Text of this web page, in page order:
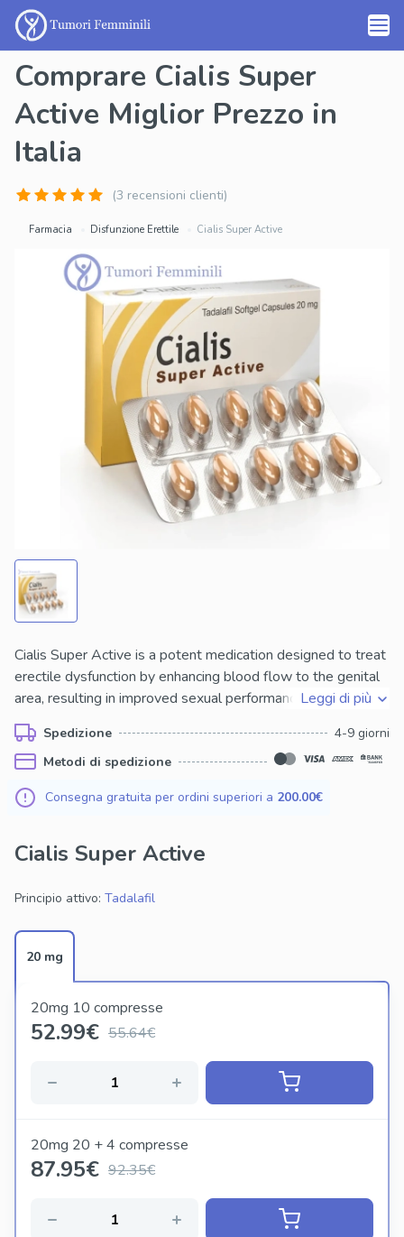
Comprare Cialis Super
Active Miglior Prezzo in
Italia
(3 recensioni clienti)
Farmacia Disfunzione Erettile Cialis Super Active
Cialis Super Active is a potent medication designed to treat
erectile dysfunction by enhancing blood flow to the genital
area, resulting in improved sexual performance. It belongs
to a class of drugs known as phosphodiesterase inhibitors
and is known for its fast-acting and long-lasting effects,
providing a reliable solution for individuals seeking effective
treatment for erectile issues.
Leggi di più
Spedizione
4-9 giorni
Metodi di spedizione
Consegna gratuita per ordini superiori a 200.00€
Cialis Super Active
Principio attivo: Tadalafil
20 mg
20mg 10 compresse
52.99€ 55.64€
20mg 20 + 4 compresse
87.95€ 92.35€